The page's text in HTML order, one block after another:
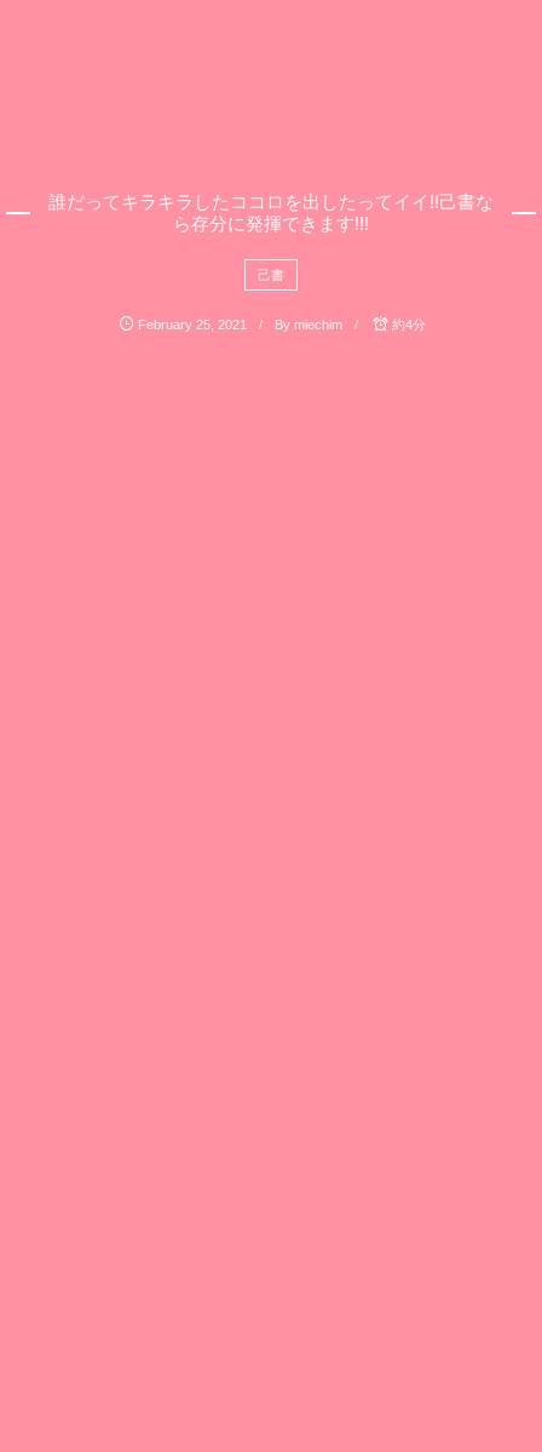
誰だってキラキラしたココロを出したってイイ!!己書な
ら存分に発揮できます!!!
己書
February 25 2021 By miechim 約4分